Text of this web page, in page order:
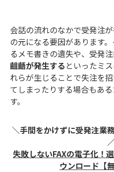
会話の流れのなかで受発注
の元になる要因があります
るメモ書きの遺失や、受発
齟齬が発生する といったミ
れらが生じることで失注を
てしまったりする場合もあ
す。
＼手間をかけずに受発注業
失敗しないFAXの電子化！
ウンロード【